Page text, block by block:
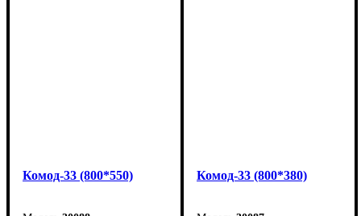
Комод-33 (800*550) Комод-33 (800*380)